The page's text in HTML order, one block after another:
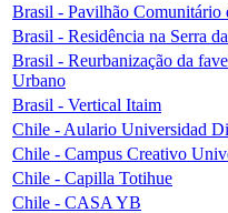
Brasil - Pavilhão Comunitário
Brasil - Residência na Serra
Brasil - Reurbanização da
Urbano
Brasil - Vertical Itaim
Chile - Aulario Universidad
Chile - Campus Creativo
Chile - Capilla Totihue
Chile - CASA YB